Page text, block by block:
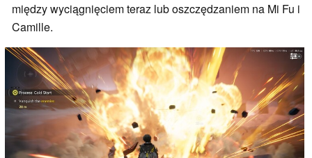
między wyciągnięciem teraz lub oszczędzaniem na Mi Fu i
Camille.